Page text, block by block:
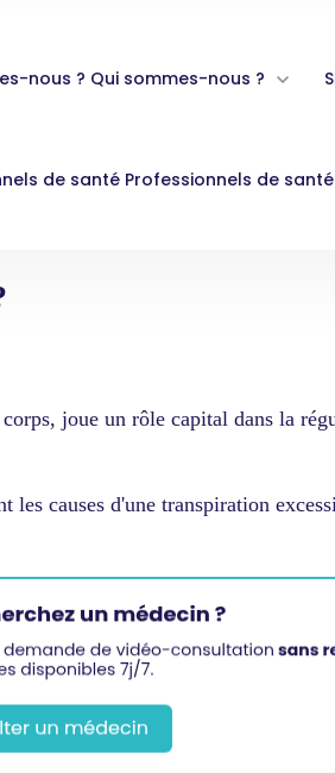
nous ? Qui sommes-nous ?
de santé Professionnels de santé
joue un rôle capital dans la
causes d'une transpiration